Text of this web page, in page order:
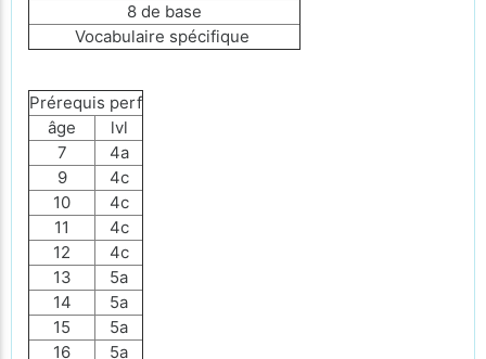
8 de base
Vocabulaire spécifique
Prérequis perf
âge
lvl
7
4a
9
4c
10
4c
11
4c
12
4c
13
5a
14
5a
15
5a
16
5a